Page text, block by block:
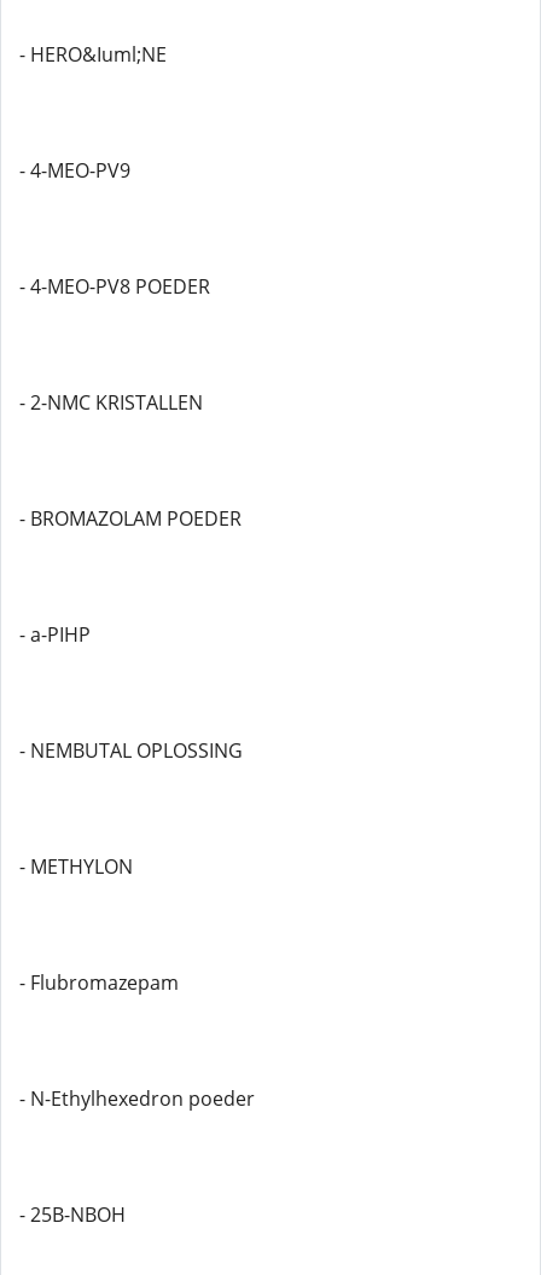
- HERO&Iuml;NE
- 4-MEO-PV9
- 4-MEO-PV8 POEDER
- 2-NMC KRISTALLEN
- BROMAZOLAM POEDER
- a-PIHP
- NEMBUTAL OPLOSSING
- METHYLON
- Flubromazepam
- N-Ethylhexedron poeder
- 25B-NBOH